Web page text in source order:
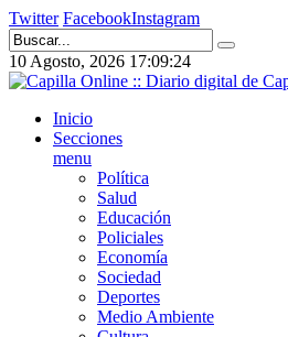
Twitter FacebookInstagram
10 Agosto, 2026 17:09:25
Inicio
Secciones
menu
Política
Salud
Educación
Policiales
Economía
Sociedad
Deportes
Medio Ambiente